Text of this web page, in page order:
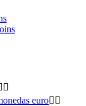

euro 